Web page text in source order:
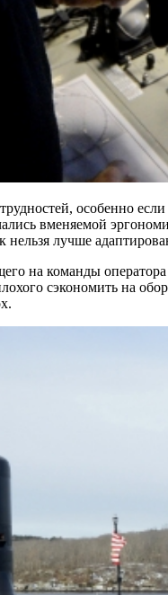
особенно
вменяемой
лучше
на команды
сэкономить на